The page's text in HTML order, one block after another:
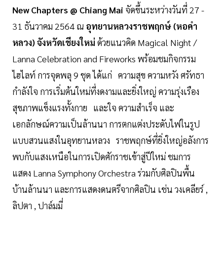
New Chapters @ Chiang Mai จัดขึ้นระหว่างวันที่ 27 -
31 ธันวาคม 2564 ณ อุทยานหลวงราชพฤกษ์ (หอคำ
หลวง) จังหวัดเชียงใหม่ ด้วยแนวคิด Magical Night /
Lanna Celebration and Fireworks พร้อมชมกิจกรรม
ไฮไลท์ การจุดพลุ 9 ชุด ได้แก่ ความสุข ความหวัง ศรัทธา
กำลังใจ การเริ่มต้นใหม่ที่งดงามและยิ่งใหญ่ ความรุ่งเรือง
สุขภาพแข็งแรงทั้งกาย และใจ ความสำเร็จ และ
เอกลักษณ์ความเป็นล้านนา การตกแต่งประดับไฟในรูป
แบบสวนแสงในอุทยานหลวง ราชพฤกษ์ที่ยิ่งใหญ่อลังการ
พบกับแสงเหนือในการเปิดศักราชเข้าสู่ปีใหม่ ชมการ
แสดง Lanna Symphony Orchestra ร่วมกับศิลปินพื้น
บ้านล้านนา และการแสดงดนตรีจากศิลปิน เช่น วงเคลียร์ ,
ลิปตา , ปาล์มมี่